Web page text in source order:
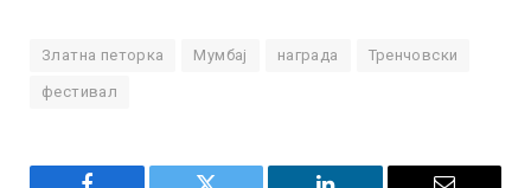
Златна петорка Мумбај награда Тренчовски
фестивал